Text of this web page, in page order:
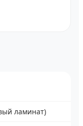
ламинат)